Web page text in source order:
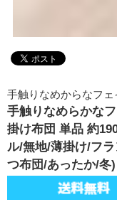
手触りなめからなフェ
手触りなめらかな
掛け布団 単品 約
ル/無地/薄掛け/フ
つ布団/あったか/冬)